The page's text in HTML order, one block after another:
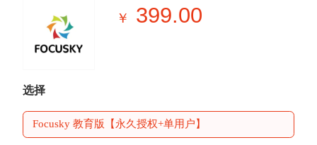
￥ 399.00
选择
Focusky 教育版【永久授权+单用户】